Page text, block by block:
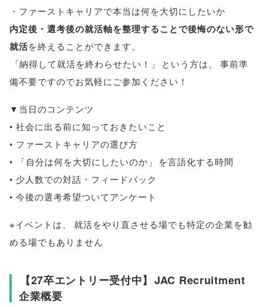
・ファーストキャリアで本当は何を大切にしたいか
内定後・選考後の就活軸を整理することで後悔のない形で
就活を終えることができます。
「納得して就活を終わらせたい！ 」 という方は
事前準
備不要ですのでお気軽にご参加ください！
▼当日のコンテンツ
• 社会に出る前に知っておきたいこと
• ファーストキャリアの選び方
•
「自分は何を大切にしたいのか 」
を言語化する時間
• 少人数での対話・フィードバック
• 今後の選考希望ついてアンケート
※イベントは
就活をやり直させる場でも特定の企業を勧
める場でもありません
【27卒エントリー受付中】 JAC Recruitment
企業概要